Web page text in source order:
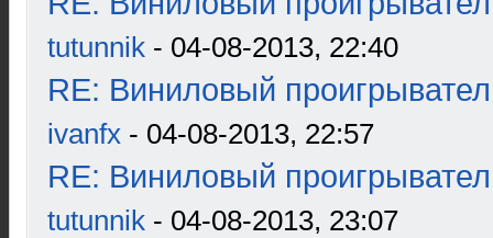
tutunnik - 04-08-2013, 22:40
RE: Виниловый
ivanfx - 04-08-2013, 22:57
RE: Виниловый
tutunnik - 04-08-2013, 23:07